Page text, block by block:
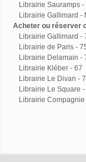
Librairie Sauramps -
Librairie Gallimard -
Acheter ou réserver
Librairie Gallimard -
Librairie de Paris -
Librairie Delamain -
Librairie Kléber - 67
Librairie Le Divan -
Librairie Le Square -
Librairie Compagnie